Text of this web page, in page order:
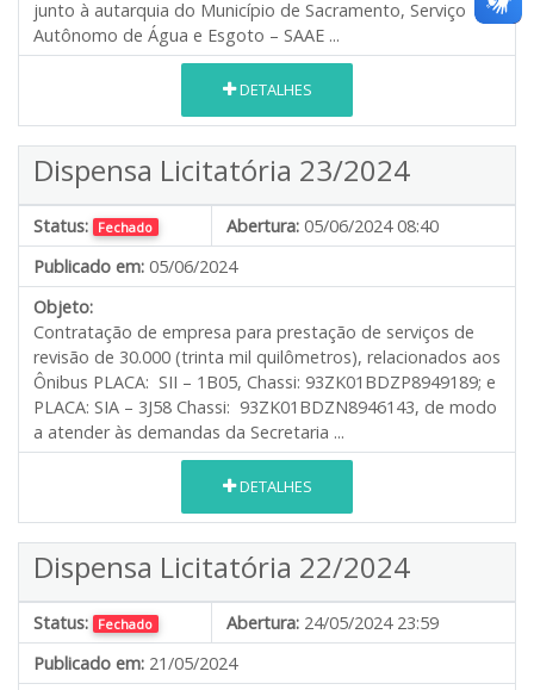
junto à autarquia do Município de Sacramento, Serviço
Autônomo de Água e Esgoto – SAAE ...
DETALHES
Dispensa Licitatória 23/2024
Status: Fechado Abertura: 05/06/2024 08:40
Publicado em: 05/06/2024
Objeto:
Contratação de empresa para prestação de serviços de
revisão de 30.000 (trinta mil quilômetros), relacionados aos
Ônibus PLACA: SII – 1B05, Chassi: 93ZK01BDZP8949189; e
PLACA: SIA – 3J58 Chassi: 93ZK01BDZN8946143, de modo
a atender às demandas da Secretaria ...
DETALHES
Dispensa Licitatória 22/2024
Status: Fechado Abertura: 24/05/2024 23:59
Publicado em: 21/05/2024